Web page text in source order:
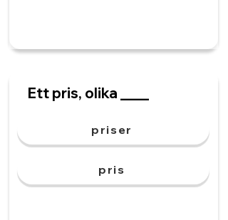
Ett pris, olika ____
priser
pris